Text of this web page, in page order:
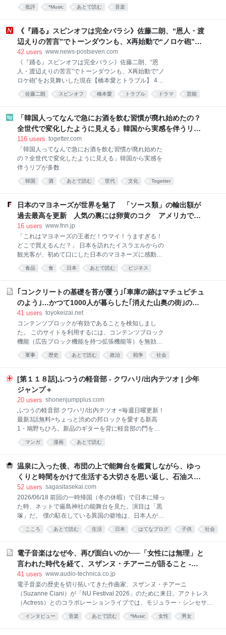
小さく幸福で素朴な毎日。タイトルは離職したことを
が、幸福な毎日を過ごしている」姿をフ
までちゃんと読んだことがなく、「最後の単行本」と
いうキャッチコピーをきっかけに、何か感傷的な気持
に面食らうだろう。一体この人はなぜずっと怒りっぱ
なしなのかと。それはもちろん、自分たち以外すべて
のロック・ジャーナリズムがゴミだったからだ。 日本
出た。2026年6月9日に刊行された『メディアとしての
ロックン・ロール 渋谷陽一評論集』である。雑誌
『ロッキング・オン』『CUT』をはじめ数々の雑誌を
創刊してきた編集者であり、音楽ジャーナリストであ
批評 *Music あとで読む 音楽
《『踊る』スピンオフは完全バラシ》佐藤二朗、“恩人・渡
辺えりの苦言”でトーンダウンも、X再始動で“ノロケ砲”を
お見舞いした現在【橋本愛とトラブル】
42 users www.news-postseven.com
《『踊る』スピンオフは完全バラシ》佐藤二朗、“恩
人・渡辺えりの苦言”でトーンダウンも、X再始動で“ノ
ロケ砲”をお見舞いした現在【橋本愛とトラブル】 4月
期に放送されたドラマ『夫婦別姓刑事』（フジテレビ
系）で共演した橋本愛（30）とのトラブルが発覚した
『踊る大捜査線 N.E.W. メトロポリスを駆け抜けろ！』
（9月18日公開）のスピンオフ作品の撮影中止が正式
に決まったという。 フジテレビ関係者が明かす。 「7
て、フジが主演の佐藤さん側に降板を通達したと聞い
ています。 それでも本広克行監督は、〈降板じゃない
から！一旦中止して整えてるだけ…〉などとXに投稿
して粘っていましたが、つい先日、撮影の完全バラシ
フ
佐藤二朗 スピンオフ 橋本愛 トラブル ドラマ 芸能
「韓国人ってなんで急にお酒を飲む習慣が廃れ始めたの？
全世代で変化したように見える」韓国から実感を伴うリプ
が多数
116 users togetter.com
「韓国人ってなんで急にお酒を飲む習慣が廃れ始めた
の？全世代で変化したように見える」韓国から実感を
伴うリプが多数
韓国 酒 あとで読む 世代 文化 Togetter
日本のマヨネーズが世界を魅了 「ソース類」の輸出額が
過去最高を更新 人気の裏には卵黄のコク アメリカで
は“日本風”が誕生｜FNNプライムオンライン
16 users www.fnn.jp
「これはマヨネーズの王者だ！ウマイ！うますぎる！
どこで買えるんだ？」 日本を訪れたイスラエルからの
観光客が、初めて口にした日本のマヨネーズに感動し
てそう叫びました。取材班が近くの店に案内すると、
彼はすぐさま商品を手に取り、「母国に持って帰る
まうほど豪快な反応ですが、実は日本のマヨネーズは
今、世界から大注目されているのです。 8月4日に発表
された、今年上半期の輸出データによると、「ソース
して注目されているのが、日本のマヨネーズの人気な
のです。輸出量はおよそ10年間で2倍以上に増加して
います。 なぜ今、日本のマヨネーズが世界を魅了して
いるのか、関西テレビ「newsランナー」は関西、そし
ネーズは、
食品 食 日本 あとで読む ビジネス
｢コンクリートの基礎を苔が覆う｣｢車庫の跡はマチュピチュ
のよう｣…かつて1000人が暮らした｢消えた山奥の街｣の物
語
41 users toyokeizai.net
コンテンツブロックが有効であることを検知しまし
た。 このサイトを利用するには、コンテンツブロック
機能（広告ブロック機能を持つ拡張機能等）を無効に
してページを再読み込みしてください。 なお、
Microsoft Edgeをご利用のお客様はプライバシー設定
する」の設定を「バランス（推奨）」にしてご利用を
お願いいたします。詳細は下記のFAQページをご参照
ください。
345 ✕
軍事 歴史 あとで読む 政治 戦争 社会
[第１１８話]ふつうの軽音部 - クワハリ/出内テツオ | 少年
ジャンプ＋
20 users shonenjumpplus.com
ふつうの軽音部 クワハリ/出内テツオ <毎週日曜更新！
最新3話無料>ちょっと渋めの邦ロックを愛する新高
1・鳩野ちひろ。新品のギターを背に軽音部の門を叩
くも――!?「次にくるマンガ大賞2024」Webマンガ部
門 第1位＆「このマンガがすごい！2025」オトコ編 第
発売予定]
マンガ 漫画 あとで読む
温泉に入った後、布団の上で能舞台を鑑賞しながら、ゆっ
くりと時間をかけて生活する大切さを思い返し、石油スト
ーブの匂いと小学生時代の懐かしい一場面を思い出したこ
と - 失われた世界を探して
52 users sagasitasekai.com
2026/06/18 前回の一時帰国（冬の休暇）で日本に帰っ
た時、ネットで厳島神社の能舞台を見た。演目は「黒
塚」だ。 僕の駐在している異国の僻地は、日本人がほ
とんどおらず、なので日本を感じられるものがほとん
ど存在しないから、日本に帰った時にはついつい、反
まう。 そう、普段は諦めの境地でそんな気持ちは殺し
切っているのに、日本の空港に降り立ち、いざ久しぶ
りに故国の地を踏むと、刺身が食べたい、寿司が食べ
行ってあの仏像たちに逢いたい、地元の神社の境内の
ベンチに座って青空を見上げたい、団子が食べたい、
なんて、それまで押さえつけていた「日本を味わいた
いのです」という欲求が次々と溢れ出し、それは短い
こころ あとで読む 生活 日本 はてなブログ 子供 社会
電子音楽はなぜ今、再び面白いのか──「女性には無理」と
言われた時代を経て、スザンヌ・チアーニが語ること -
Always Listening by Audio-Technica（オーディオテク
ニカ）
41 users www.audio-technica.co.jp
電子音楽の歴史を切り拓いてきた作曲家、スザンヌ・チアーニ
（Suzanne Ciani）が「NU Festival 2026」のために来日。アクトレス
（Actress）とのコラボレーションライブでは、モジュラー・シンセサイ
ザーのパイオニアであるBuchlaを使用したクアドラフォニック（4チャ
ンネルサラウンド）パフォーマンスを披露し、会場を立体的な音響空間
インタビュー 音楽 あとで読む *Music 女性 男女